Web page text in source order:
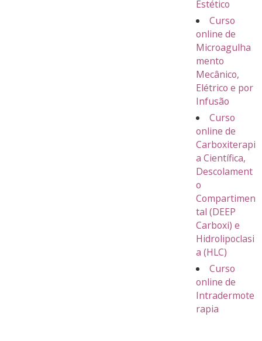
Estético
Curso
online de
Microagulha
mento
Mecânico,
Elétrico e por
Infusão
Curso
online de
Carboxiterapi
a Científica,
Descolament
o
Compartimen
tal (DEEP
Carboxi) e
Hidrolipoclasi
a (HLC)
Curso
online de
Intradermote
rapia